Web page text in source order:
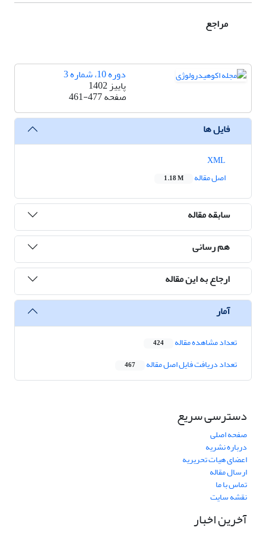
مراجع
دوره 10، شماره 3
پاییز 1402
صفحه461-477
فایل ها
اصل مقاله
1.18 M
سابقه مقاله
هم رسانی
ارجاع به این مقاله
آمار
تعداد مشاهده مقاله 424
تعداد دریافت فایل اصل مقاله 467
دسترسی سریع
صفحه اصلی
درباره نشریه
اعضای هیات تحریریه
ارسال مقاله
تماس با ما
نقشه سایت
آخرین اخبار